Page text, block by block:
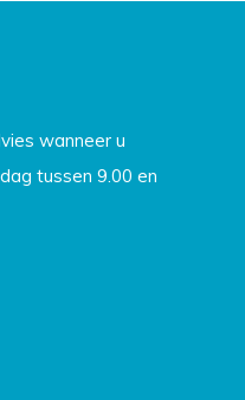
wanneer u
tussen 9.00 en